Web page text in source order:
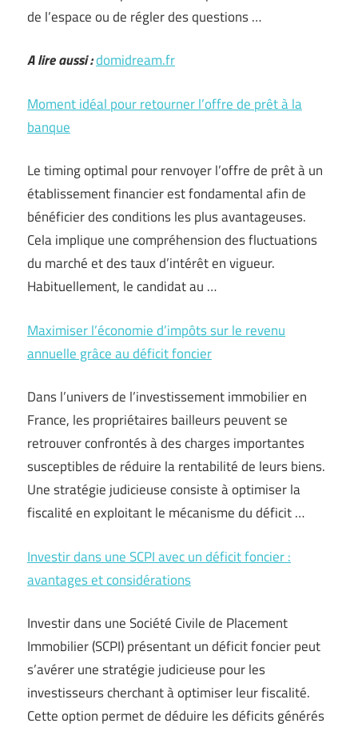
de l’espace ou de régler des questions …
A lire aussi :domidream.fr
Moment idéal pour retourner l’offre de prêt à la
banque
Le timing optimal pour renvoyer l’offre de prêt à un
établissement financier est fondamental afin de
bénéficier des conditions les plus avantageuses.
Cela implique une compréhension des fluctuations
du marché et des taux d’intérêt en vigueur.
Habituellement, le candidat au …
Maximiser l’économie d’impôts sur le revenu
annuelle grâce au déficit foncier
Dans l’univers de l’investissement immobilier en
France, les propriétaires bailleurs peuvent se
retrouver confrontés à des charges importantes
susceptibles de réduire la rentabilité de leurs biens.
Une stratégie judicieuse consiste à optimiser la
fiscalité en exploitant le mécanisme du déficit …
Investir dans une SCPI avec un déficit foncier :
avantages et considérations
Investir dans une Société Civile de Placement
Immobilier (SCPI) présentant un déficit foncier peut
s’avérer une stratégie judicieuse pour les
investisseurs cherchant à optimiser leur fiscalité.
Cette option permet de déduire les déficits générés